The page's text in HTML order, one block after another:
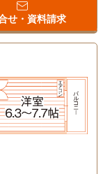
せ・資料請求